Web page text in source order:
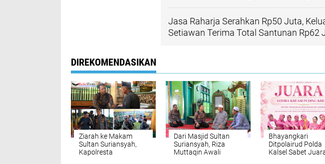
Jasa Raharja Serahkan Rp50 Juta,
Setiawan Terima Total Santunan Rp62
DIREKOMENDASIKAN
Ziarah ke Makam
Sultan Suriansyah,
Kapolresta
Dari Masjid Sultan
Suriansyah, Riza
Muttaqin Awali
Bhayangkari
Ditpolairud Polda
Kalsel Sabet